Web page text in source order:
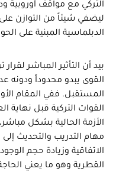
التركي مع مواقف أوروبية
ليضفي شيئاً من التوازن
الدبلماسية المبنية على
بيد أن التأثير المباشر
القوى يبدو محدوداً ودونه
المستقبل. ففي المقام
القوات التركية قبل نهاية
الأزمة الحالية بشكل
مهام التدريب والتحديث
الاتفاقية وزيادة حجم
القطرية وهو ما يعني